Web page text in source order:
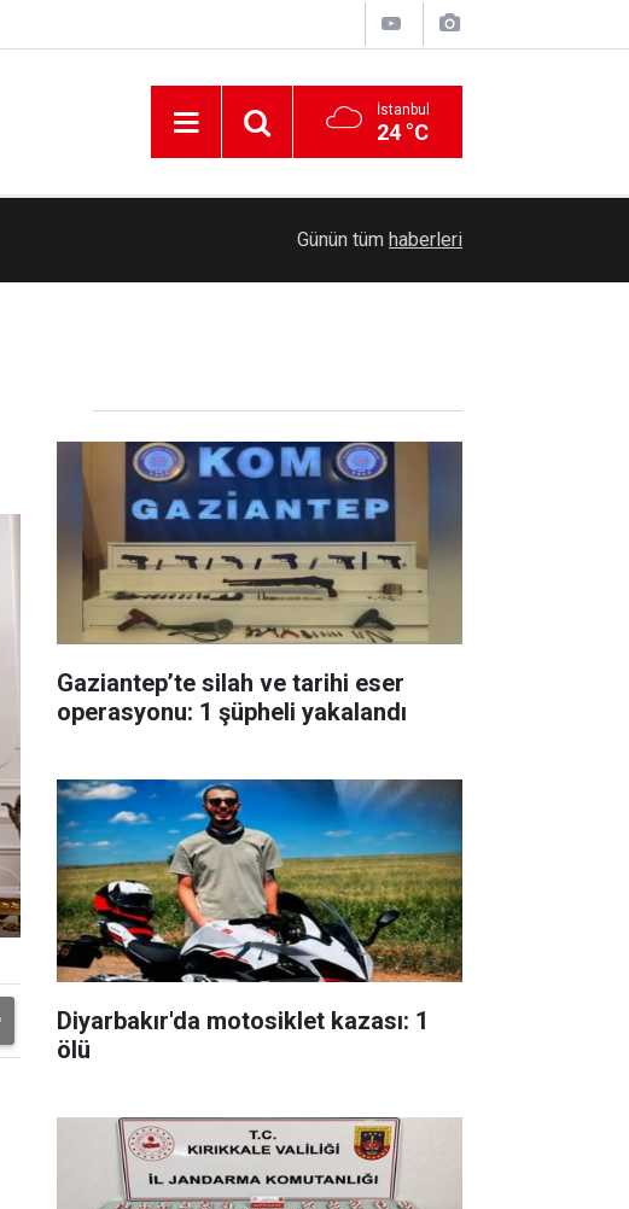
İstanbul
24 °C
yakalandı TBMM Genel Kurulunda şehit aileleri ve
Günün tüm haberleri
Gaziantep’te silah ve tarihi eser
operasyonu: 1 şüpheli yakalandı
Diyarbakır'da motosiklet kazası: 1
ölü